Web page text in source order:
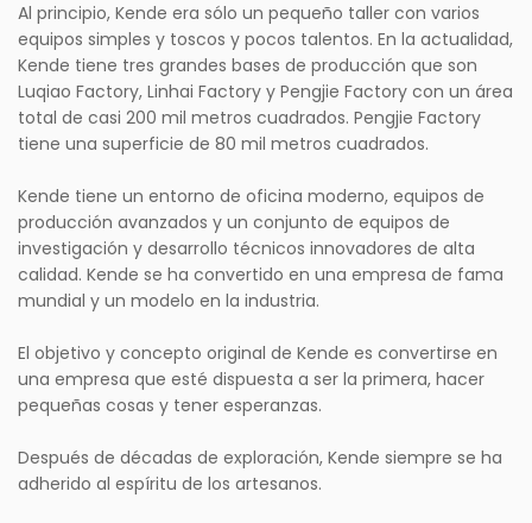
Al principio, Kende era sólo un pequeño taller con varios
equipos simples y toscos y pocos talentos. En la actualidad,
Kende tiene tres grandes bases de producción que son
Luqiao Factory, Linhai Factory y Pengjie Factory con un área
total de casi 200 mil metros cuadrados. Pengjie Factory
tiene una superficie de 80 mil metros cuadrados.
Kende tiene un entorno de oficina moderno, equipos de
producción avanzados y un conjunto de equipos de
investigación y desarrollo técnicos innovadores de alta
calidad. Kende se ha convertido en una empresa de fama
mundial y un modelo en la industria.
El objetivo y concepto original de Kende es convertirse en
una empresa que esté dispuesta a ser la primera, hacer
pequeñas cosas y tener esperanzas.
Después de décadas de exploración, Kende siempre se ha
adherido al espíritu de los artesanos.